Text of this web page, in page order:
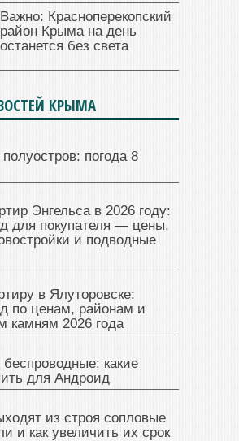
Важно: Красноперекопский
район Крыма на день
останется без света
КРЫМА
погода 8
Энгельса в 2026 году:
для покупателя — цены,
и подводные
в Ялуторовске:
по ценам, районам и
камням 2026 года
какие
для Андроид
из строя сопловые
и как увеличить их срок